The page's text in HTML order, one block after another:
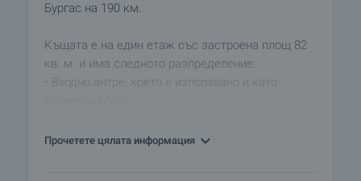
Бургас на 190 км.
Къщата е на един етаж със застроена площ 82
кв. м. и има следното разпределение:
• Входно антре, което е използвано и като
• Всекидневна
Прочетете цялата информация